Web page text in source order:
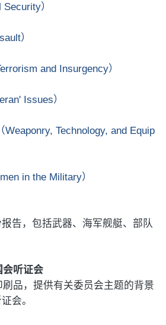
）
）
and Insurgency）
Issues）
Weaponry, Technology, and Equip
in the Military）
告，包括武器、海军舰艇、部队
会听证会
品，提供有关委员会主题的背景
会。